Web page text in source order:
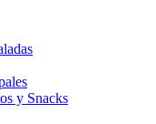
y Snacks